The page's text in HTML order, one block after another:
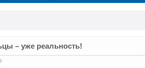
– уже реальность!